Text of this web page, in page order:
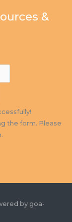
&
the form. Please
by goa-